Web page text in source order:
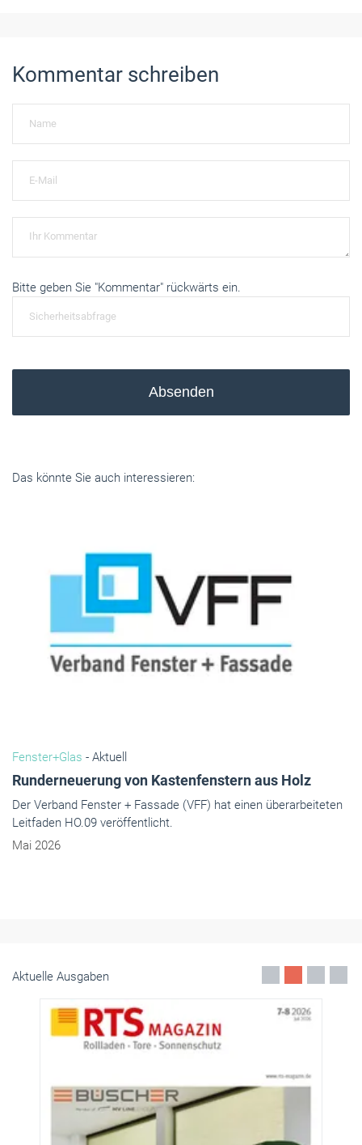
Kommentar schreiben
Bitte geben Sie "Kommentar" rückwärts ein.
Absenden
Das könnte Sie auch interessieren:
Fenster+Glas - Aktuell
Runderneuerung von Kastenfenstern aus Holz
Der Verband Fenster + Fassade (VFF) hat einen überarbeiteten
Leitfaden HO.09 veröffentlicht.
Mai 2026
Aktuelle Ausgaben